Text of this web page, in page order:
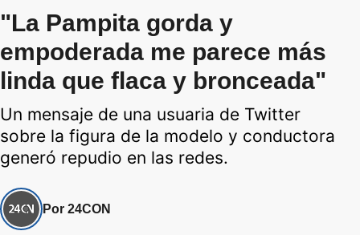
"La Pampita gorda y
empoderada me parece más
linda que flaca y bronceada"
Un mensaje de una usuaria de Twitter
sobre la figura de la modelo y conductora
generó repudio en las redes.
Por 24CON